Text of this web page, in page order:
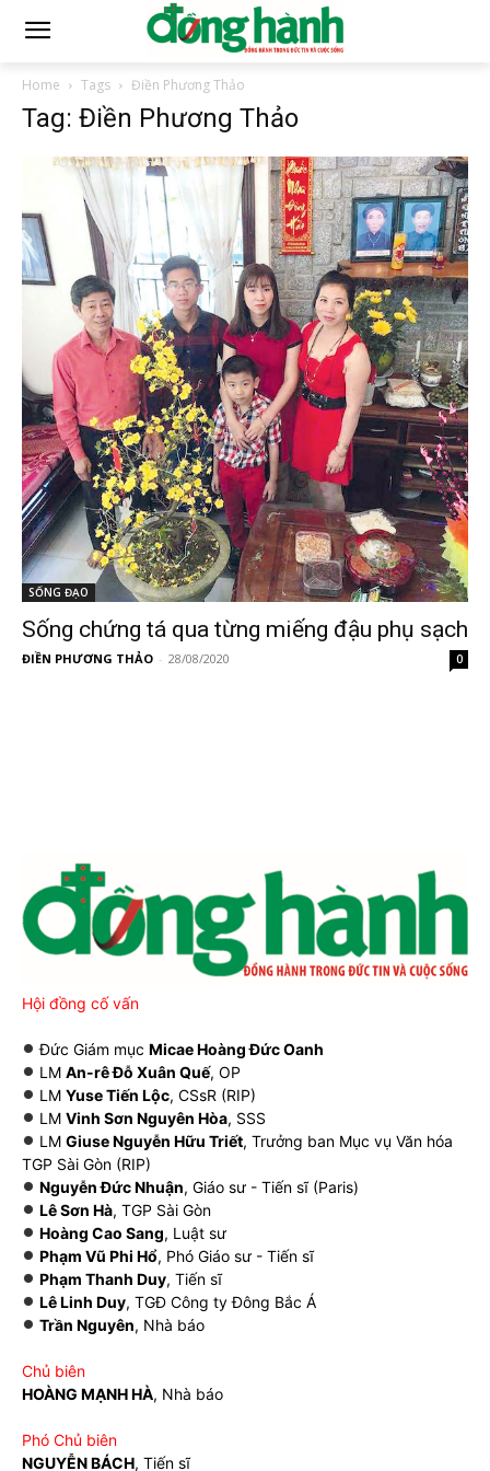
Home Tags Điền Phương Thảo
Tag: Điền Phương Thảo
SỐNG ĐẠO
Sống chứng tá qua từng miếng đậu phụ sạch
ĐIỀN PHƯƠNG THẢO - 28/08/2020 0
Hội đồng cố vấn
Đức Giám mục Micae Hoàng Đức Oanh
LM An-rê Đỗ Xuân Quế, OP
LM Yuse Tiến Lộc, CSsR (RIP)
LM Vinh Sơn Nguyên Hòa, SSS
LM Giuse Nguyễn Hữu Triết, Trưởng ban Mục vụ Văn hóa
TGP Sài Gòn (RIP)
Nguyễn Đức Nhuận, Giáo sư - Tiến sĩ (Paris)
Lê Sơn Hà, TGP Sài Gòn
Hoàng Cao Sang, Luật sư
Phạm Vũ Phi Hổ, Phó Giáo sư - Tiến sĩ
Phạm Thanh Duy, Tiến sĩ
Lê Linh Duy, TGĐ Công ty Đông Bắc Á
Trần Nguyên, Nhà báo
Chủ biên
HOÀNG MẠNH HÀ, Nhà báo
Phó Chủ biên
NGUYỄN BÁCH, Tiến sĩ